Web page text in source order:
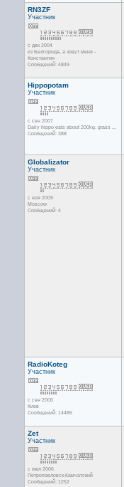
RN3ZF
Участник
с дек 2004
из Белгорода, а зовут меня -
Константин
Сообщений: 4849
Hippopotam
Участник
с сен 2007
Daily hippo eats about 200kg. grass ...
Сообщений: 388
Globalizator
Участник
с ноя 2009
Moscow
Сообщений: 4
RadioKoteg
Участник
с сен 2006
Киев
Сообщений: 14486
Zet
Участник
с июл 2006
Петропавловск-Камчатский
Сообщений: 1252